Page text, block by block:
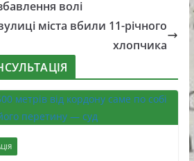
волі
міста вбили 11-річного
хлопчика